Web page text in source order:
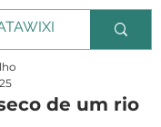
de um rio